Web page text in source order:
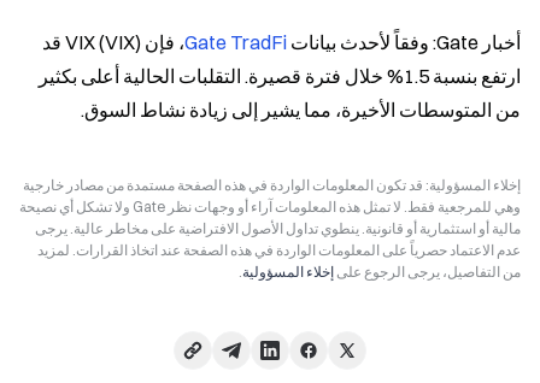
أخبار Gate: وفقاً لأحدث بيانات Gate TradFi
من المتوسطات الأخيرة، مما يشير إلى زيادة نشاط السوق.
إخلاء المسؤولية: قد تكون المعلومات الواردة في هذه الصفحة مستمدة من مصادر خارجية
وهي للمرجعية فقط. لا تمثل هذه المعلومات آراء أو وجهات نظر Gate ولا تشكل أي نصيحة
مالية أو استثمارية أو قانونية. ينطوي تداول الأصول الافتراضية على مخاطر عالية. يرجى
عدم الاعتماد حصرياً على المعلومات الواردة في هذه الصفحة عند اتخاذ القرارات. لمزيد
من التفاصيل، يرجى الرجوع على إخلاء المسؤولية.